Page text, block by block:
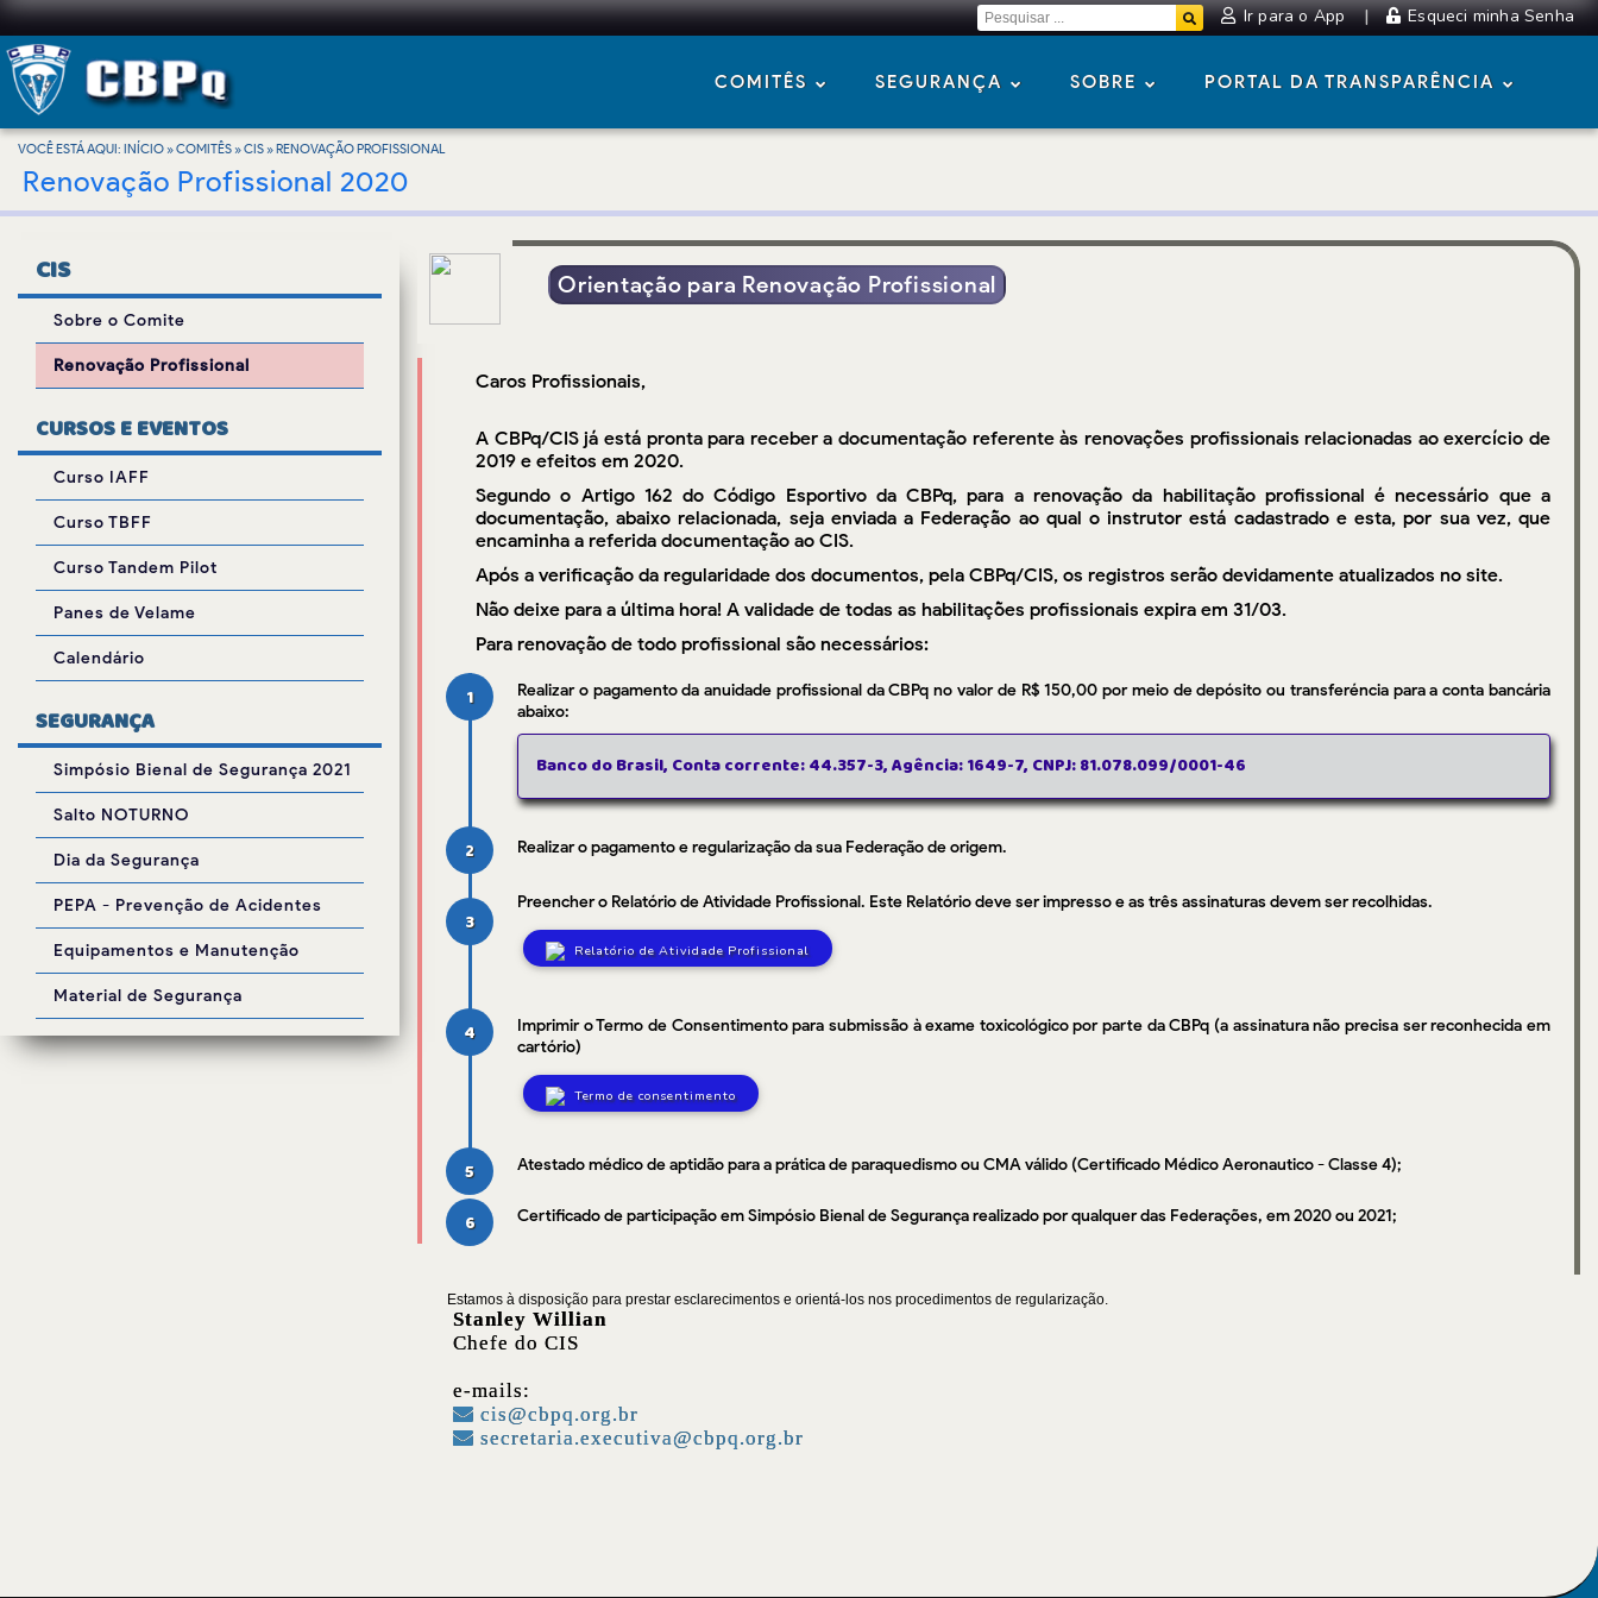
Esqueci minha Senha
Ir para o App |
COMITÊS SEGURANÇA SOBRE PORTAL DA TRANSPARÊNCIA
VOCÊ ESTÁ AQUI: INÍCIO»COMITÊS»CIS»RENOVAÇÃO PROFISSIONAL
Renovação Profissional 2020
CIS
Sobre o Comite
Renovação Profissional
CURSOS E EVENTOS
Curso IAFF
Curso TBFF
Curso Tandem Pilot
Panes de Velame
Calendário
SEGURANÇA
Simpósio Bienal de Segurança 2021
Salto NOTURNO
Dia da Segurança
PEPA - Prevenção de Acidentes
Equipamentos e Manutenção
Material de Segurança
Orientação para Renovação Profissional
Caros Profissionais,
A CBPq/CIS já está pronta para receber a documentação referente às renovações profissionais relacionadas ao exercício de
2019 e efeitos em 2020.
Segundo o Artigo 162 do Código Esportivo da CBPq, para a renovação da habilitação profissional é necessário que a
documentação, abaixo relacionada, seja enviada a Federação ao qual o instrutor está cadastrado e esta, por sua vez, que
encaminha a referida documentação ao CIS.
Após a verificação da regularidade dos documentos, pela CBPq/CIS, os registros serão devidamente atualizados no site.
Não deixe para a última hora! A validade de todas as habilitações profissionais expira em 31/03.
Para renovação de todo profissional são necessários:
1
Realizar o pagamento da anuidade profissional da CBPq no valor de R$ 150,00 por meio de depósito ou transferéncia para a conta bancária
abaixo:
Banco do Brasil, Conta corrente: 44.357-3, Agência: 1649-7, CNPJ: 81.078.099/0001-46
2 Realizar o pagamento e regularização da sua Federação de origem.
3
Preencher o Relatório de Atividade Profissional. Este Relatório deve ser impresso e as três assinaturas devem ser recolhidas.
Relatório de Atividade Profissional
4
Imprimir o Termo de Consentimento para submissão à exame toxicológico por parte da CBPq (a assinatura não precisa ser reconhecida em
cartório)
Termo de consentimento
5 Atestado médico de aptidão para a prática de paraquedismo ou CMA válido (Certificado Médico Aeronautico - Classe 4);
6 Certificado de participação em Simpósio Bienal de Segurança realizado por qualquer das Federações, em 2020 ou 2021;
Estamos à disposição para prestar esclarecimentos e orientá-los nos procedimentos de regularização.
Stanley Willian
Chefe do CIS
e-mails:
cis@cbpq.org.br
secretaria.executiva@cbpq.org.br